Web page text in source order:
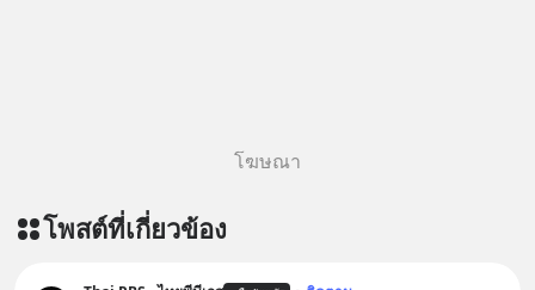
โฆษณา
โพสต์ที่เกี่ยวข้อง